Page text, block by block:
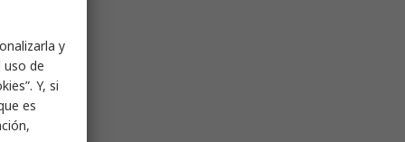
y
uso de
Y, si
es